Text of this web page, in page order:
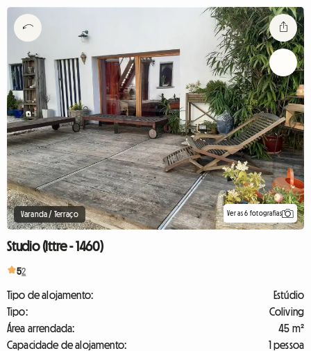
Varanda / Terraço Ver as 6 fotografias
Studio (Ittre - 1460)
52
Tipo de alojamento:
Estúdio
Tipo:
Coliving
Área arrendada:
45 m²
Capacidade de alojamento:
1 pessoa